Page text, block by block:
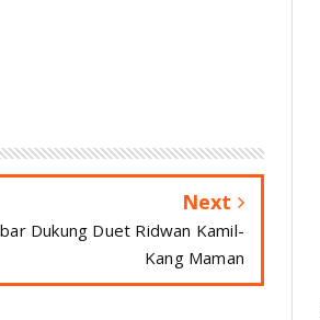
Next
Dukung Duet Ridwan Kamil-
Kang Maman